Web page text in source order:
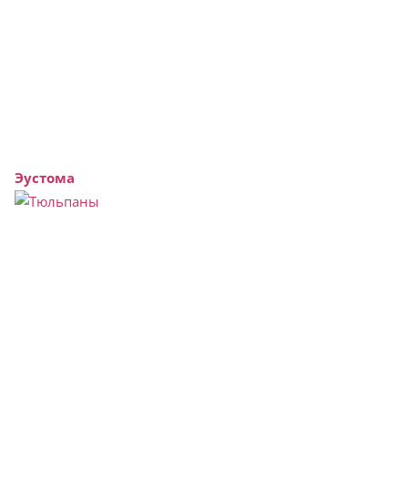
Эустома